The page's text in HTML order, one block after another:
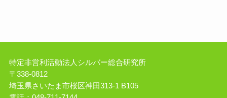
特定非営利活動法人シルバー総合研究所
〒338-0812
埼玉県さいたま市桜区神田313-1 B105